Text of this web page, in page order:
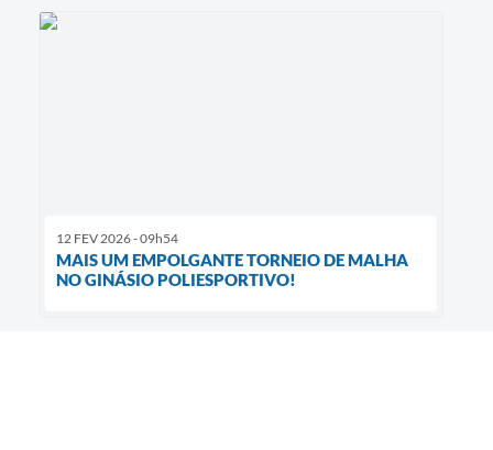
12 FEV 2026 - 09h54
MAIS UM EMPOLGANTE TORNEIO DE MALHA
NO GINÁSIO POLIESPORTIVO!